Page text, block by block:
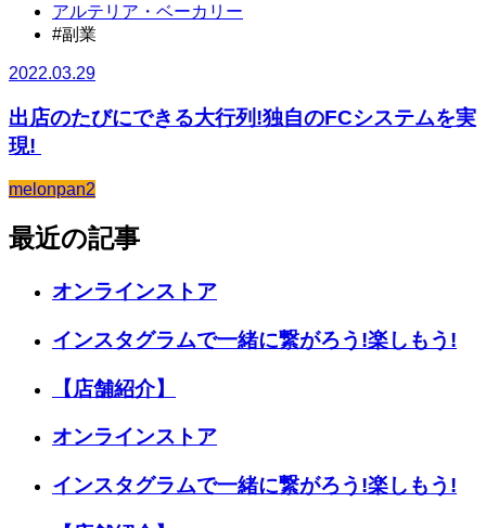
アルテリア・ベーカリー
#副業
2022.03.29
出店のたびにできる大行列!独自のFCシステムを実
現!
melonpan2
最近の記事
オンラインストア
インスタグラムで一緒に繋がろう!楽しもう!
【店舗紹介】
オンラインストア
インスタグラムで一緒に繋がろう!楽しもう!